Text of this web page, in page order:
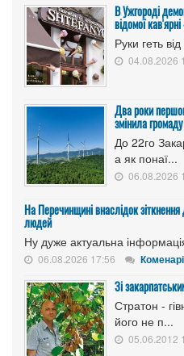
В Ужгороді
відомої
Руки геть
04.08.2026
Два роки
змінила
До 22го
а як понаї...
06.08.2026
На Перечинщині внаслідок
людей
Ну дуже актуальна
06.08.2026 17:56
Зі
Стратон -
його не п...
05.06.2012